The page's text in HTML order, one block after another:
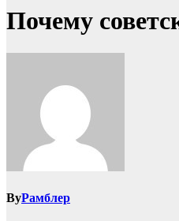
Почему
ByРамблер